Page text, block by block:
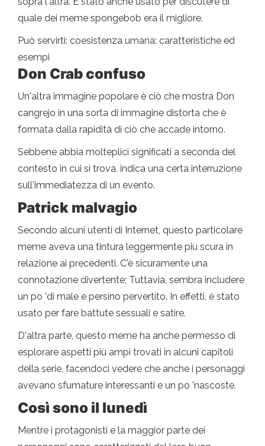
quale dei meme spongebob era il migliore.
Può servirti: coesistenza umana: caratteristiche ed
esempi
Don Crab confuso
Un'altra immagine popolare è ciò che mostra Don
cangrejo in una sorta di immagine distorta che è
formata dalla rapidità di ciò che accade intorno.
Sebbene abbia molteplici significati a seconda del
contesto in cui si trova, indica una certa interruzione
sull'immediatezza di un evento.
Patrick malvagio
Secondo alcuni utenti di Internet, questo particolare
meme aveva una tintura leggermente più scura in
relazione ai precedenti. C'è sicuramente una
connotazione divertente; Tuttavia, sembra includere
un po 'di male e persino pervertito. In effetti, è stato
usato per fare battute sessuali e satire.
D'altra parte, questo meme ha anche permesso di
esplorare aspetti più ampi trovati in alcuni capitoli
della serie, facendoci vedere che anche i personaggi
avevano sfumature interessanti e un po 'nascoste.
Così sono il lunedì
Mentre i protagonisti e la maggior parte dei